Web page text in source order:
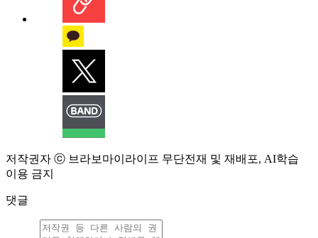
저작권자 ⓒ 브라보마이라이프 무단전재 및 재배포, AI학습
이용 금지
댓글